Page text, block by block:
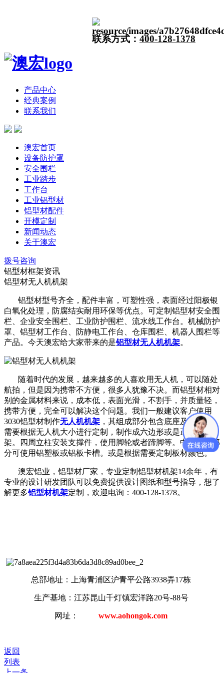
联系方式： 400-128-1378
产品中心
经典案例
联系我们
澳宏首页
设备防护罩
安全围栏
工业踏步
工作台
工业铝型材
铝型材配件
开模定制
新闻动态
关于澳宏
拨号咨询
铝型材框架资讯
铝型材无人机机架
铝型材型号齐全，配件丰富，可塑性强，表面经过阳极银
白氧化处理，防腐结实耐用环保等优点。可定制铝型材安全围
栏、企业安全围栏、工业防护围栏、流水线工作台。机械防护
罩、铝型材工作台、防静电工作台、仓库围栏、机器人围栏等
产品。今天澳宏给大家带来的是铝型材无人机机架。
随着时代的发展，越来越多的人喜欢用无人机，可以随处
航拍，但是因为携带不方便，很多人犹豫不决。而铝型材相对
别的金属材料来说，成本低，表面光滑，不割手，并质量轻，
携带方便，完全可以解决这个问题。我们一般建议客户使用
3030铝型材制作无人机机架 ，其组成部分包含底座及支撑件。
需要根据无人机大小进行定制，制作成六边形或是正方形框
架。四周立柱安装支撑件，使用脚轮或者蹄脚等。中间板材部
分可使用铝塑板或铝板卡槽。或是根据需要定制板材颜色。
澳宏铝业，铝型材厂家，专业定制铝型材机架14余年，有
专业的设计研发团队可以免费提供设计图纸和型号指导，想了
解更多铝型材机架定制，欢迎电询：400-128-1378。
总部地址：上海青浦区沪青平公路3938弄17栋
生产基地：江苏昆山千灯镇宏洋路20号-88号
网址： www.aohongok.com
返回
列表